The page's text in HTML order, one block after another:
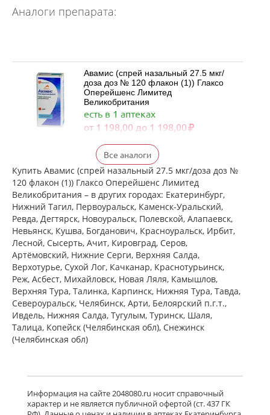
Аналоги препарата:
Авамис (спрей назальный 27.5 мкг/
доза доз № 120 флакон (1)) Глаксо
Оперейшенс Лимитед
Великобритания
есть в 1 аптеках
от 1 198,00 до 1 198,00
Флерзини (спрей назальный
дозированный 27.5 мкг/доза доз №
120 фл. (1)) Фармстандарт-
Лексредства ОАО г. Курск Россия
есть в 1 аптеках
от 872,00 до 872,00
достигнут конец страницы
Все аналоги
Купить Авамис (спрей назальный 27.5 мкг/доза доз №
120 флакон (1)) Глаксо Оперейшенс Лимитед
Великобритания – в других городах: Екатеринбург,
Нижний Тагил, Первоуральск, Каменск-Уральский,
Ревда, Дегтярск, Новоуральск, Полевской, Алапаевск,
Невьянск, Кушва, Богданович, Красноуральск, Ирбит,
Лесной, Сысерть, Ачит, Кировград, Серов,
Артёмовский, Нижние Cерги, Верхняя Салда,
Верхотурье, Сухой Лог, Качканар, Краснотурьинск,
Реж, Асбест, Михайловск, Новая Ляля, Камышлов,
Верхняя Тура, Талинка, Карпинск, Нижняя Тура, Тавда,
Североуральск, Челябинск, Арти, Белоярский п.г.т.,
Ивдель, Нижняя Салда, Тугулым, Туринск, Шаля,
Талица, Копейск (Челябинская обл), Снежинск
(Челябинская обл)
Информация на сайте 2048080.ru носит справочный
характер и не является публичной офертой (ст. 437 ГК